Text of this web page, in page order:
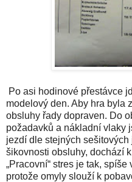
Po asi hodinové přestávce
modelový den. Aby hra byla
obsluhy řady dopraven. Do
požadavků a nákladní vlaky
jezdí dle stejných
šikovnosti obsluhy, dochází
„Pracovní“ stres je tak,
protože omyly slouží k